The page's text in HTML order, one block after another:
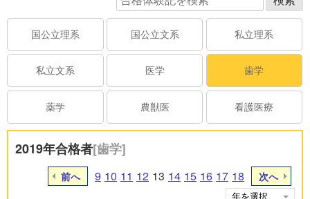
国公立理系 国公立文系 私立理系
私立文系 医学 歯学
薬学 農獣医 看護医療
2019年合格者[歯学]
前へ 9 10 11 12 13 14 15 16 17 18 次へ